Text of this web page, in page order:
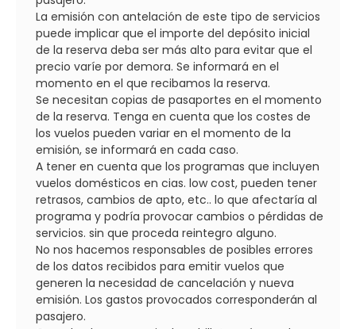
La emisión con antelación de este tipo de servicios
puede implicar que el importe del depósito inicial
de la reserva deba ser más alto para evitar que el
precio varíe por demora. Se informará en el
momento en el que recibamos la reserva.
Se necesitan copias de pasaportes en el momento
de la reserva. Tenga en cuenta que los costes de
los vuelos pueden variar en el momento de la
emisión, se informará en cada caso.
A tener en cuenta que los programas que incluyen
vuelos domésticos en cias. low cost, pueden tener
retrasos, cambios de apto, etc.. lo que afectaría al
programa y podría provocar cambios o pérdidas de
servicios. sin que proceda reintegro alguno.
No nos hacemos responsables de posibles errores
de los datos recibidos para emitir vuelos que
generen la necesidad de cancelación y nueva
emisión. Los gastos provocados corresponderán al
pasajero.